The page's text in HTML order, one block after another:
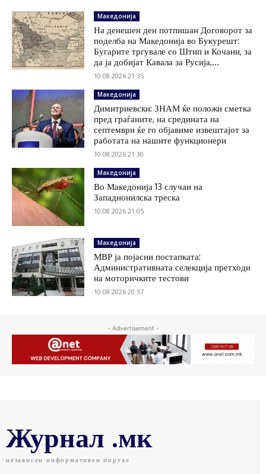
Македонија
На денешен ден потпишан Договорот за
поделба на Македонија во Букурешт:
Бугарите тргувале со Штип и Кочани, за
да ја добијат Кавала за Русија,...
10.08.2026 21:35
Македонија
Димитриевски: ЗНАМ ќе положи сметка
пред граѓаните, на средината на
септември ќе го објавиме извештајот за
работата на нашите функционери
10.08.2026 21:30
Македонија
Во Македонија 13 случаи на
Западнонилска треска
10.08.2026 21:05
Македонија
МВР ја појасни постапката:
Административната селекција претходи
на моторичките тестови
10.08.2026 20:57
- Advertisement -
Журнал .мк
независен информативен портал